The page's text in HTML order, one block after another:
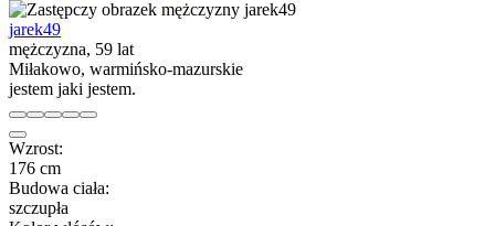
jarek49
mężczyzna, 59 lat
Miłakowo, warmińsko-mazurskie
jestem jaki jestem.
Wzrost:
176 cm
Budowa ciała:
szczupła